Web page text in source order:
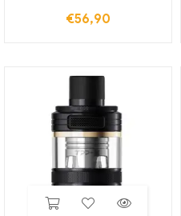
€56,90